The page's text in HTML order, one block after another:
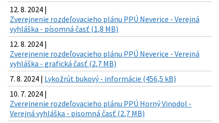
12. 8. 2024 |
Zverejnenie rozdeľovacieho plánu PPÚ Neverice - Verejná
vyhláška - písomná časť (1,8 MB)
12. 8. 2024 |
Zverejnenie rozdeľovacieho plánu PPÚ Neverice - Verejná
vyhláška - grafická časť (2,7 MB)
7. 8. 2024 | Lykožrút bukový - informácie (456,5 kB)
10. 7. 2024 |
Zverejnenie rozdeľovacieho plánu PPÚ Horný Vinodol -
Verejná vyhláška - pisomná časť (2,7 MB)